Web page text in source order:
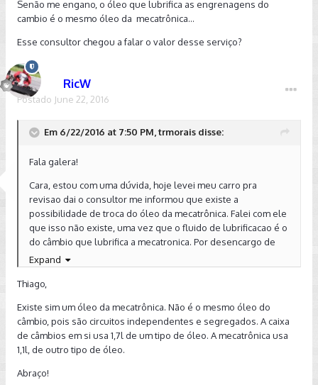
Valeu galera!
Thiago
Senão me engano, o óleo que lubrifica as engrenagens do
cambio é o mesmo óleo da mecatrônica...
Esse consultor chegou a falar o valor desse serviço?
RicW
Postado June 22, 2016
Em 6/22/2016 at 7:50 PM, trmorais disse:
Fala galera!
Cara, estou com uma dúvida, hoje levei meu carro pra
revisao dai o consultor me informou que existe a
possibilidade de troca do óleo da mecatrônica. Falei com ele
que isso não existe, uma vez que o fluido de lubrificacao é o
do câmbio que lubrifica a mecatronica. Por desencargo de
consiencia, gostaria de saber se é empurroterapia ou se
realmente existe o bendito oleo de lubrificacao da
mecatronica, não sendo os 5L de óleo Pentosin FFL2
Valeu galera!
Thiago
Expand
Thiago,
Existe sim um óleo da mecatrônica. Não é o mesmo óleo do
câmbio, pois são circuitos independentes e segregados. A caixa
de câmbios em si usa 1,7l de um tipo de óleo. A mecatrônica usa
1,1l, de outro tipo de óleo.
Abraço!